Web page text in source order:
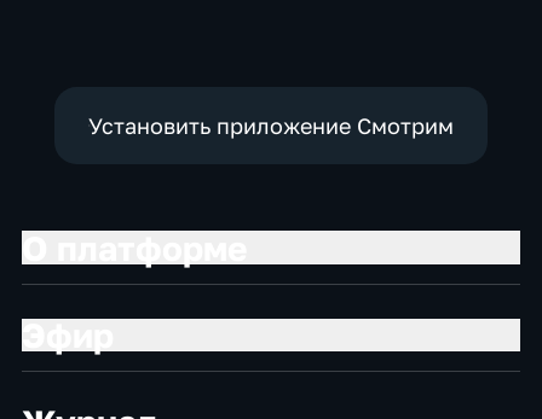
Установить приложение Смотрим